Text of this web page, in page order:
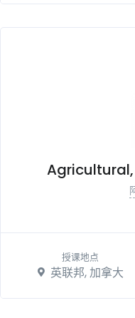
授课地点
英联邦, 加拿大